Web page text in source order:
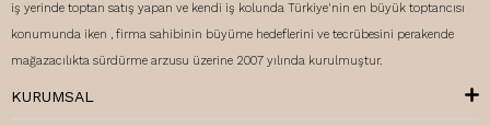
iş yerinde toptan satış yapan ve kendi iş kolunda Türkiye'nin en büyük toptancısı
konumunda iken , firma sahibinin büyüme hedeflerini ve tecrübesini perakende
mağazacılıkta sürdürme arzusu üzerine 2007 yılında kurulmuştur.
KURUMSAL